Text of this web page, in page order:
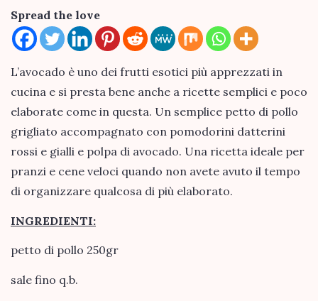
Spread the love
L’avocado è uno dei frutti esotici più apprezzati in
cucina e si presta bene anche a ricette semplici e poco
elaborate come in questa. Un semplice petto di pollo
grigliato accompagnato con pomodorini datterini
rossi e gialli e polpa di avocado. Una ricetta ideale per
pranzi e cene veloci quando non avete avuto il tempo
di organizzare qualcosa di più elaborato.
INGREDIENTI:
petto di pollo 250gr
sale fino q.b.